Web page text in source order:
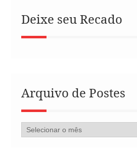
Deixe seu Recado
Arquivo de Postes
Arquivo
de